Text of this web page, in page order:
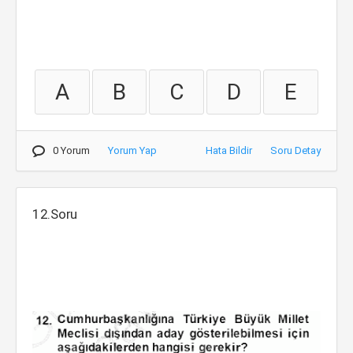
A B C D E
0 Yorum Yorum Yap Hata Bildir Soru Detay
12.Soru